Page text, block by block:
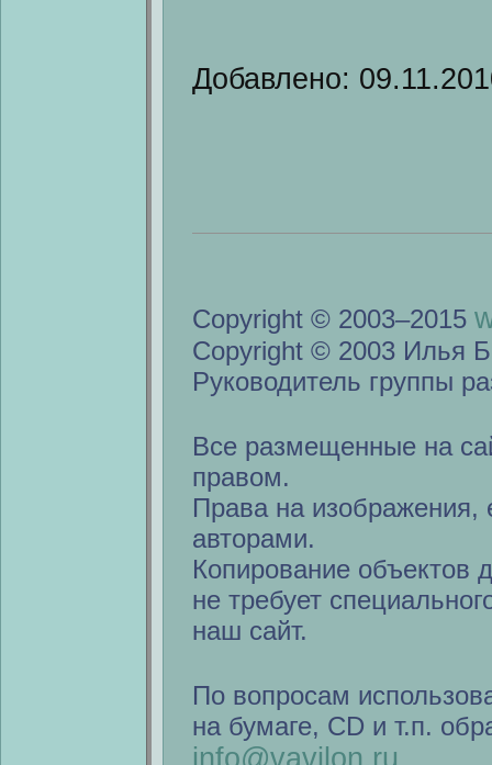
Добавлено:
Copyright © 2003–2015
Copyright © 2003 Илья
Руководитель группы
Все размещенные на
правом.
Права на изображения,
авторами.
Копирование объектов
не требует
наш сайт.
По вопросам
на бумаге, CD и т.п.
info@vavilon.ru